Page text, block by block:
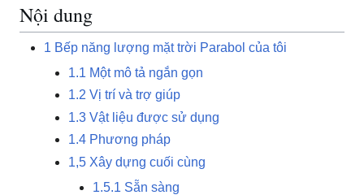
Nội dung
1 Bếp năng lượng mặt trời Parabol của tôi
1.1 Một mô tả ngắn gọn
1.2 Vị trí và trợ giúp
1.3 Vật liệu được sử dụng
1.4 Phương pháp
1,5 Xây dựng cuối cùng
1.5.1 Sẵn sàng